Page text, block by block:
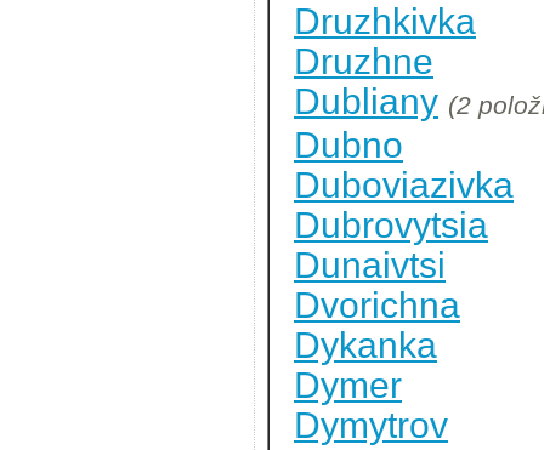
Druzhkivka
Druzhne
Dubliany (2
Dubno
Duboviazivka
Dubrovytsia
Dunaivtsi
Dvorichna
Dykanka
Dymer
Dymytrov